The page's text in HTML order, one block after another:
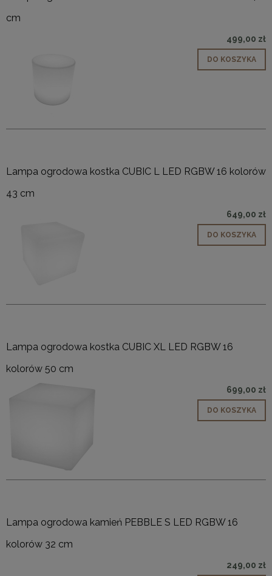
cm
499,00 zł
DO KOSZYKA
Lampa ogrodowa kostka CUBIC L LED RGBW 16 kolorów
43 cm
649,00 zł
DO KOSZYKA
Lampa ogrodowa kostka CUBIC XL LED RGBW 16
kolorów 50 cm
699,00 zł
DO KOSZYKA
Lampa ogrodowa kamień PEBBLE S LED RGBW 16
kolorów 32 cm
249,00 zł